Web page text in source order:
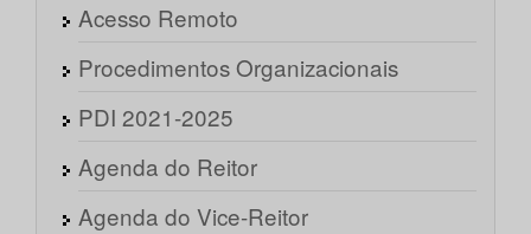
Acesso Remoto
Procedimentos Organizacionais
PDI 2021-2025
Agenda do Reitor
Agenda do Vice-Reitor